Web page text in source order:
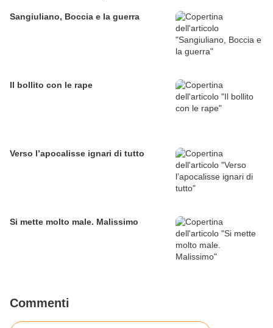
Sangiuliano, Boccia e la guerra
Il bollito con le rape
Verso l’apocalisse ignari di tutto
Si mette molto male. Malissimo
Commenti